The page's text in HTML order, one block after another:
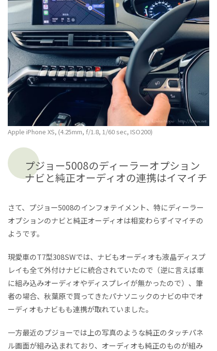
Apple iPhone XS, (4.25mm, f/1.8, 1/60 sec, ISO200)
プジョー5008のディーラーオプション
ナビと純正オーディオの連携はイマイチ
さて、プジョー5008のインフォテイメント、特にディーラー
オプションのナビと純正オーディオは相変わらずイマイチの
ようです。
現愛車のT7型308SWでは、ナビもオーディオも液晶ディスプ
レイも全て外付けナビに統合されていたので（逆に言えば車
に組み込みオーディオやディスプレイが無かったので）、筆
者の場合、秋葉原で買ってきたパナソニックのナビの中でオ
ーディオもナビもも連携が取れていました。
一方最近のプジョーでは上の写真のような純正のタッチパネ
ル画面が組み込まれており、オーディオも純正のものが組み